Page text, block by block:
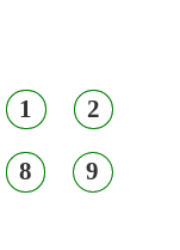
1 2
8 9